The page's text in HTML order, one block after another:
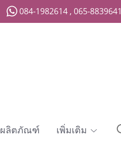
084-1982614 , 065-8839641
ผลิตภัณฑ์ เพิ่มเติม